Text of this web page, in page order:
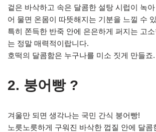
겉은 바삭하고 속은 달콤한 설탕 시럽이 녹
어 물면 온몸이 따뜻해지는 기분을 느낄 수
특히 쫀득한 반죽 안에 은은하게 퍼지는 고
는 정말 매력적이랍니다.
호떡의 달콤함은 누구나를 미소 짓게 만들죠
2. 붕어빵 ?
겨울만 되면 생각나는 국민 간식 붕어빵!
노릇노릇하게 구워진 바삭한 껍질 안에 달콤